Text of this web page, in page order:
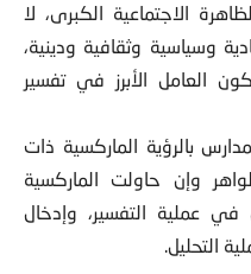
الاجتماعية الكبرى، لا
وسياسية وثقافية ودينية،
العامل الأبرز في تفسير
بالرؤية الماركسية ذات
وإن حاولت الماركسية
عملية التفسير، وإدخال
التحليل.